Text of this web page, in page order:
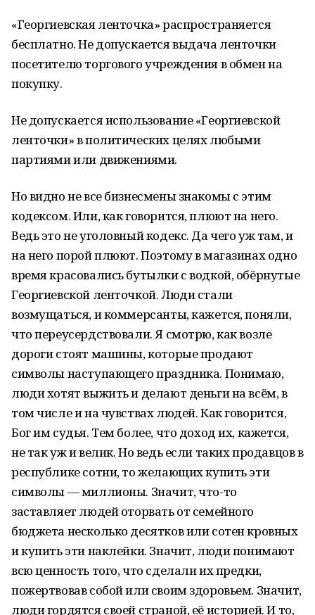
«Георгиевская ленточка» распространяется
бесплатно. Не допускается выдача ленточки
посетителю торгового учреждения в обмен на
покупку.
Не допускается использование «Георгиевской
ленточки» в политических целях любыми
партиями или движениями.
Но видно не все бизнесмены знакомы с этим
кодексом. Или, как говорится, плюют на него.
Ведь это не уголовный кодекс. Да чего уж там, и
на него порой плюют. Поэтому в магазинах одно
время красовались бутылки с водкой, обёрнутые
Георгиевской ленточкой. Люди стали
возмущаться, и коммерсанты, кажется, поняли,
что переусердствовали. Я смотрю, как возле
дороги стоят машины, которые продают
символы наступающего праздника. Понимаю,
люди хотят выжить и делают деньги на всём, в
том числе и на чувствах людей. Как говорится,
Бог им судья. Тем более, что доход их, кажется,
не так уж и велик. Но ведь если таких продавцов в
республике сотни, то желающих купить эти
символы — миллионы. Значит, что-то
заставляет людей оторвать от семейного
бюджета несколько десятков или сотен кровных
и купить эти наклейки. Значит, люди понимают
всю ценность того, что сделали их предки,
пожертвовав собой или своим здоровьем. Значит,
люди гордятся своей страной, её историей. И то,